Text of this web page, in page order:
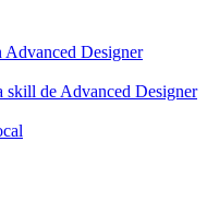
Advanced Designer
skill de Advanced Designer